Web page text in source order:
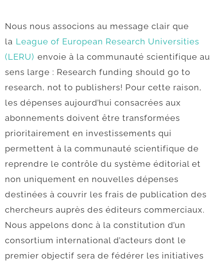
Nous nous associons au message clair que
la League of European Research Universities
(LERU) envoie à la communauté scientifique au
sens large : Research funding should go to
research, not to publishers! Pour cette raison,
les dépenses aujourd’hui consacrées aux
abonnements doivent être transformées
prioritairement en investissements qui
permettent à la communauté scientifique de
reprendre le contrôle du système éditorial et
non uniquement en nouvelles dépenses
destinées à couvrir les frais de publication des
chercheurs auprès des éditeurs commerciaux.
Nous appelons donc à la constitution d’un
consortium international d’acteurs dont le
premier objectif sera de fédérer les initiatives